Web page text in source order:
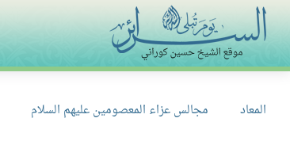
المعاد مجالس عزاء المعصومين عليهم السلام